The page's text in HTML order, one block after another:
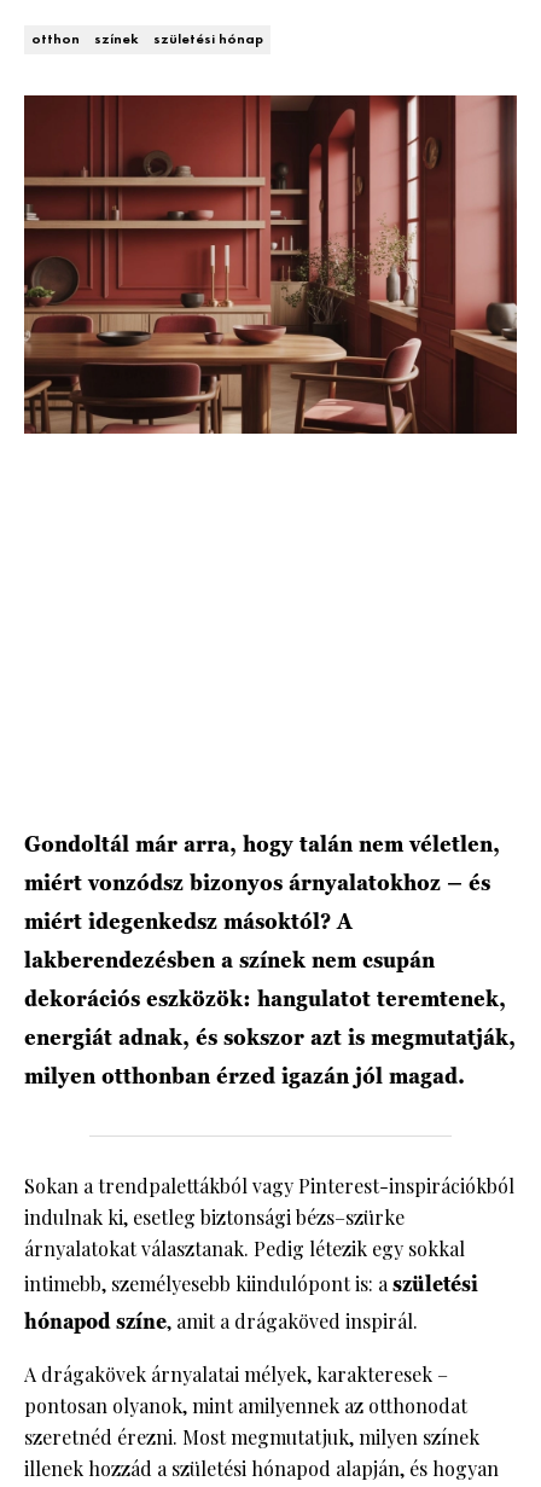
otthon színek születési hónap
Gondoltál már arra, hogy talán nem véletlen,
miért vonzódsz bizonyos árnyalatokhoz – és
miért idegenkedsz másoktól? A
lakberendezésben a színek nem csupán
dekorációs eszközök: hangulatot teremtenek,
energiát adnak, és sokszor azt is megmutatják,
milyen otthonban érzed igazán jól magad.
Sokan a trendpalettákból vagy Pinterest-inspirációkból
indulnak ki, esetleg biztonsági bézs–szürke
árnyalatokat választanak. Pedig létezik egy sokkal
intimebb, személyesebb kiindulópont is: a születési
hónapod színe, amit a drágaköved inspirál.
A drágakövek árnyalatai mélyek, karakteresek –
pontosan olyanok, mint amilyennek az otthonodat
szeretnéd érezni. Most megmutatjuk, milyen színek
illenek hozzád a születési hónapod alapján, és hogyan